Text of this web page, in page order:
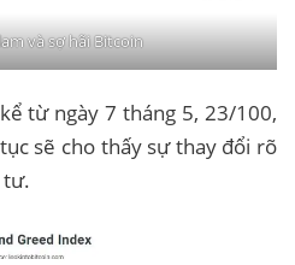
và sợ hãi Bitcoin
từ ngày 7 tháng 5, 23/100,
sẽ cho thấy sự thay đổi rõ
tư.